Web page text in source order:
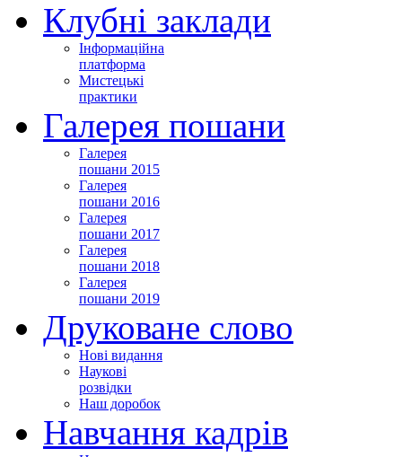
Клубні заклади
Інформаційна
платформа
Мистецькі
практики
Галерея пошани
Галерея
пошани 2015
Галерея
пошани 2016
Галерея
пошани 2017
Галерея
пошани 2018
Галерея
пошани 2019
Друковане слово
Нові видання
Наукові
розвідки
Наш доробок
Навчання кадрів